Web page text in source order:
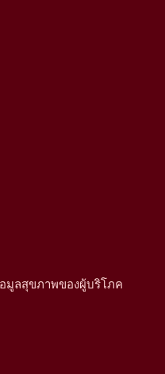
มูลสุขภาพของผู้บริโภค